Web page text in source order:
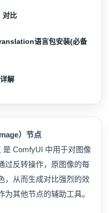
）节点
是 ComfyUI 中用于对图像
过反转操作，原图像的每
，从而生成对比强烈的效
其他节点的辅助工具。
对比
语言包安装(必备
解